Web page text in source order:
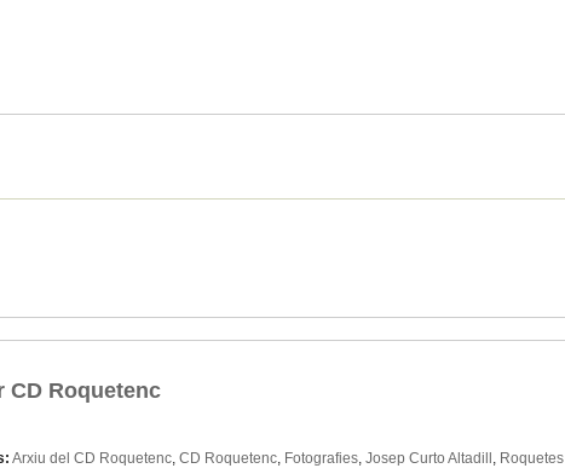
CD Roquetenc
Arxiu del CD Roquetenc, CD Roquetenc, Fotografies, Josep Curto Altadill , Roquetes